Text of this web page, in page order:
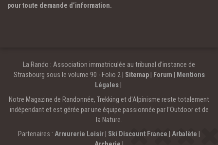
pour toute demande d’information.
La Rando : Association immatriculée au tribunal d’instance de
Strasbourg sous le volume 90 - Folio 2 | Sitemap| Forum
Mentions
Légales
Notre Magazine de Randonnée, Trekking et d'Alpinisme reste totalement
indépendant et est gérée par une équipe passionnée par l’Outdoor et de
la Nature.
Partenaires : Armurerie Loisir Ski Discount France Arbalète